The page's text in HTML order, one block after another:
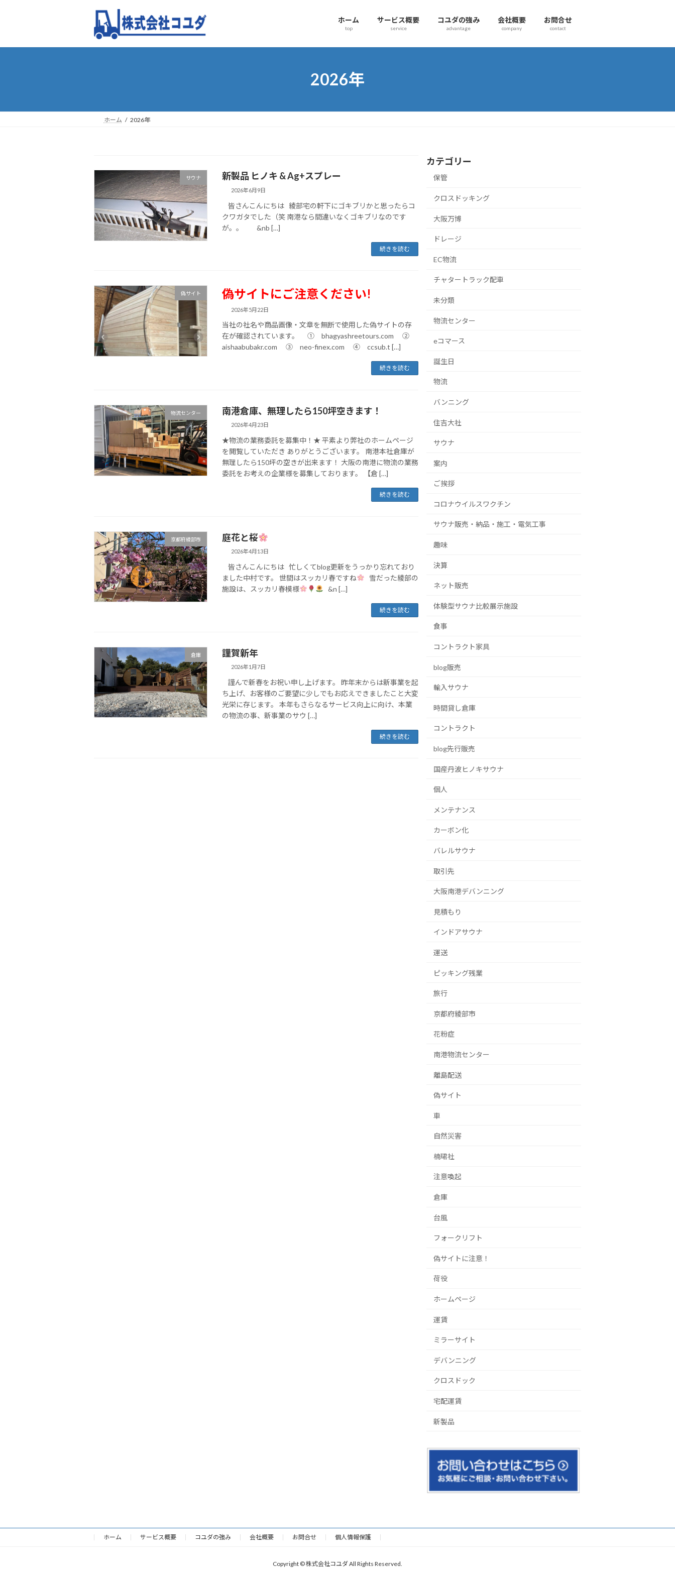
プ
動
ホーム
top
サービス概要
service
コユダの強み
advantage
会社概要
company
お問合せ
contact
2026年
ホーム 2026年
サウナ 新製品 ヒノキ & Ag+スプレー
2026年6月9日
皆さんこんにちは 綾部宅の軒下にゴキブリかと思ったらコ
クワガタでした（笑 南港なら間違いなくゴキブリなのです
が。。 &nb […]
続きを読む
偽サイト 偽サイトにご注意ください!
2026年5月22日
当社の社名や商品画像・文章を無断で使用した偽サイトの存
在が確認されています。 ① bhagyashreetours.com ②
aishaabubakr.com ③ neo-finex.com ④ ccsub.t […]
続きを読む
物流センター 南港倉庫、無理したら150坪空きます！
2026年4月23日
★物流の業務委託を募集中！★ 平素より弊社のホームページ
を閲覧していただき ありがとうございます。 南港本社倉庫が
無理したら150坪の空きが出来ます！ 大阪の南港に物流の業務
委託をお考えの企業様を募集しております。 【倉 […]
続きを読む
京都府綾部市 庭花と桜
2026年4月13日
皆さんこんにちは 忙しくてblog更新をうっかり忘れており
ました中村です。 世間はスッカリ春ですね
雪だった綾部の
施設は、スッカリ春模様
&n […]
続きを読む
倉庫 謹賀新年
2026年1月7日
謹んで新春をお祝い申し上げます。 昨年末からは新事業を起
ち上げ、お客様のご要望に少しでもお応えできましたこと大変
光栄に存じます。 本年もさらなるサービス向上に向け、本業
の物流の事、新事業のサウ […]
続きを読む
カテゴリー
保管
クロスドッキング
大阪万博
ドレージ
EC物流
チャタートラック配車
未分類
物流センター
eコマース
誕生日
物流
バンニング
住吉大社
サウナ
案内
ご挨拶
コロナウイルスワクチン
サウナ販売・納品・施工・電気工事
趣味
決算
ネット販売
体験型サウナ比較展示施設
食事
コントラクト家具
blog販売
輸入サウナ
時間貸し倉庫
コントラクト
blog先行販売
国産丹波ヒノキサウナ
個人
メンテナンス
カーボン化
バレルサウナ
取引先
大阪南港デバンニング
見積もり
インドアサウナ
運送
ピッキング残業
旅行
京都府綾部市
花粉症
南港物流センター
離島配送
偽サイト
車
自然災害
楠珺社
注意喚起
倉庫
台風
フォークリフト
偽サイトに注意！
荷役
ホームページ
運賃
ミラーサイト
デバンニング
クロスドック
宅配運賃
新製品
ホーム サービス概要 コユダの強み 会社概要 お問合せ 個人情報保護
Copyright © 株式会社コユダ All Rights Reserved.